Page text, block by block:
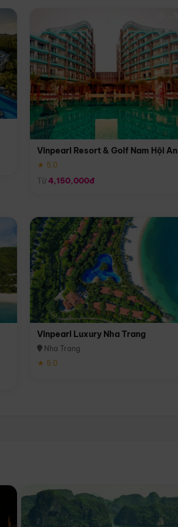
Vinpearl Resort & Golf Nam Hội An
★ 5.0
Từ4,150,000đ
Vinpearl Luxury Nha Trang
Nha Trang
★ 5.0